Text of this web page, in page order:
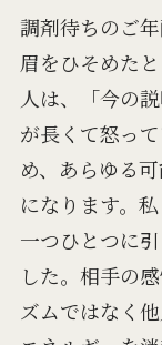
調剤待ちのご
眉をひそめた
人は、「今の
が長くて怒っ
め、あらゆる
になります。
一つひとつに
した。相手の
ズムではなく